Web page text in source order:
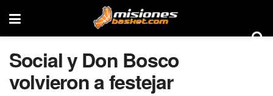
Social y Don Bosco
volvieron a festejar